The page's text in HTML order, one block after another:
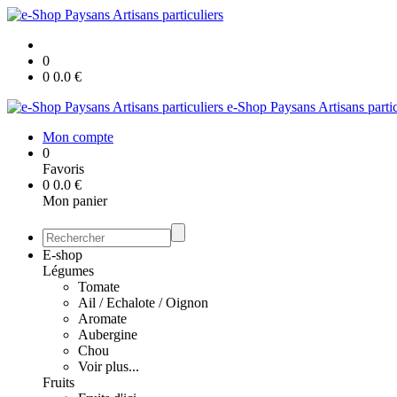
0
0 0.0 €
e-Shop Paysans Artisans
Mon compte
0
Favoris
0 0.0 €
Mon panier
E-shop
Légumes
Tomate
Ail / Echalote / Oignon
Aromate
Aubergine
Chou
Voir plus...
Fruits